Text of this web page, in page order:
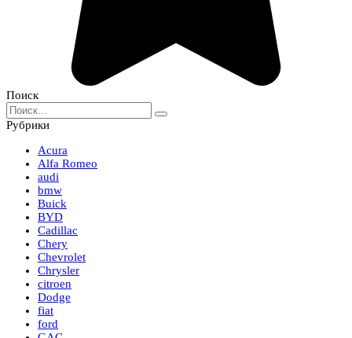
Поиск
Search
for:
Рубрики
Acura
Alfa Romeo
audi
bmw
Buick
BYD
Cadillac
Chery
Chevrolet
Chrysler
citroen
Dodge
fiat
ford